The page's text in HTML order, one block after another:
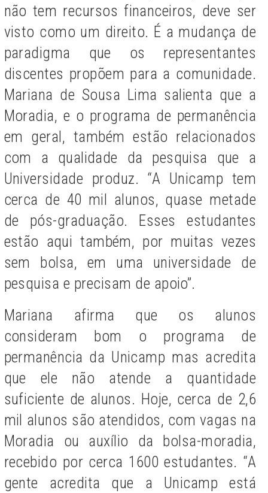
não tem recursos financeiros, deve ser
visto como um direito. É a mudança de
paradigma que os representantes
discentes propõem para a comunidade.
Mariana de Sousa Lima salienta que a
Moradia, e o programa de permanência
em geral, também estão relacionados
com a qualidade da pesquisa que a
Universidade produz. “A Unicamp tem
cerca de 40 mil alunos, quase metade
de pós-graduação. Esses estudantes
estão aqui também, por muitas vezes
sem bolsa, em uma universidade de
pesquisa e precisam de apoio”.
Mariana afirma que os alunos
consideram bom o programa de
permanência da Unicamp mas acredita
que ele não atende a quantidade
suficiente de alunos. Hoje, cerca de 2,6
mil alunos são atendidos, com vagas na
Moradia ou auxílio da bolsa-moradia,
recebido por cerca 1600 estudantes. “A
gente acredita que a Unicamp está